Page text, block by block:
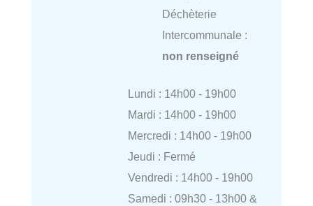
Déchèterie
Intercommunale :
non renseigné
Lundi : 14h00 - 19h00
Mardi : 14h00 - 19h00
Mercredi : 14h00 - 19h00
Jeudi : Fermé
Vendredi : 14h00 - 19h00
Samedi : 09h30 - 13h00 &